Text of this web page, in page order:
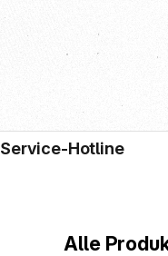
Alle
Service-Hotline